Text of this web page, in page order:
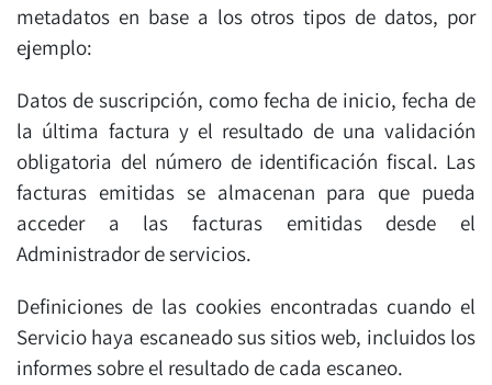
metadatos en base a los otros tipos de datos, por
ejemplo:
Datos de suscripción, como fecha de inicio, fecha de
la última factura y el resultado de una validación
obligatoria del número de identificación fiscal. Las
facturas emitidas se almacenan para que pueda
acceder a las facturas emitidas desde el
Administrador de servicios.
Definiciones de las cookies encontradas cuando el
Servicio haya escaneado sus sitios web, incluidos los
informes sobre el resultado de cada escaneo.